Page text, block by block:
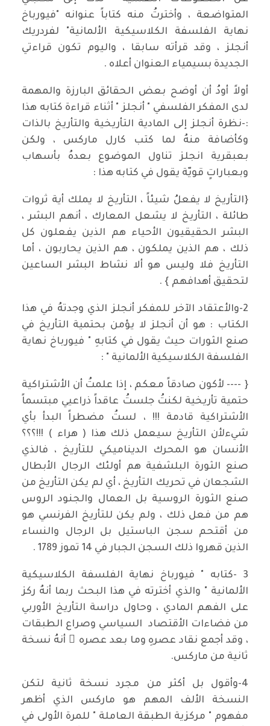
المتواضعة ، وأخترتُ منه كتاباً عنوانه "فيورباخ
نهاية الفلسفة الكلاسيكية الألمانية" لفردريك
أنجلز ، وقد قرأته سابقا ، واليوم تكون قراءتي
الجديدة بسيمياء العنوان أعلاه .
أولاً أودُ أن أوضح بعض الحقائق البارزة والمهمة
لدى المفكر الفلسفي " أنجلز " أثناء قراءة كتابه هذا
:-نظرة أنجلز إلى المادية التأريخية والتأريخ بالذات
وكأضافة منهُ لما كتب كارل ماركس ، ولكن
بعبقرية انجلز تناول الموضوع بعدهُ بأسهاب
وبعباراتٍ قويّة يقول في كتابه هذا :
{التأريخ لا يفعلُ شيئاً ، التأريخ لا يملك أية ثروات
طائلة ، التأريخ لا يشعل المعارك ، أنهم البشر ،
البشر الحقيقيون الأحياء هم الذين يفعلون كل
ذلك ، هم الذين يملكون ، هم الذين يحاربون ، أما
التأريخ فلا وليس هو ألا نشاط البشر الساعين
لتحقيق أهدافهم } .
2-والأعتقاد الآخر للمفكر أنجلز الذي وجدتهُ في هذا
الكتاب : هو أن أنجلز لا يؤمن بحتمية التأريخ في
صنع الثورات حيث يقول في كتابهِ " فيورباخ نهاية
الفلسفة الكلاسيكية الألمانية " :
{ ---- لأكون صادقاً معكم ، إذا علمتُ أن الأشتراكية
حتمية تأريخية لكنتُ جلستُ عاقداً ذراعيي مبتسماً
الأشتراكية قادمة !!! ، لستُ مضطراً البدأ بأي
شيءلأن التأريخ سيعمل ذلك هذا ( هراء ) !!!؟؟؟
الأنسان هو المحرك الديناميكي للتأريخ ، فالذي
صنع الثورة البلشفية هم أولئك الرجال الأبطال
الشجعان في تحريك التأريخ ، أي لم يكن التأريخ من
صنع الثورة الروسية بل العمال والجنود الروس
هم من فعل ذلك ، ولم يكن للتأريخ الفرنسي هو
من أقتحم سجن الباستيل بل الرجال والنساء
الذين قهروا ذلك السجن الجبار في 14 تموز 1789 .
3 -كتابه " فيورباخ نهاية الفلسفة الكلاسيكية
الألمانية " والذي أخترته في هذا البحث ربما أنهُ ركز
على الفهم المادي ، وحاول دراسة التأريخ الأوربي
من فضاءات الأقتصاد السياسي وصراع الطبقات
، وقد أجمع نقاد عصرهِ وما بعد عصره ِ أنهُ نسخة
ثانية من ماركس.
4-وأقول بل أكثر من مجرد نسخة ثانية لتكن
النسخة الألف المهم هو ماركس الذي أظهر
مفهوم " مركزية الطبقة العاملة " للمرة الأولى في